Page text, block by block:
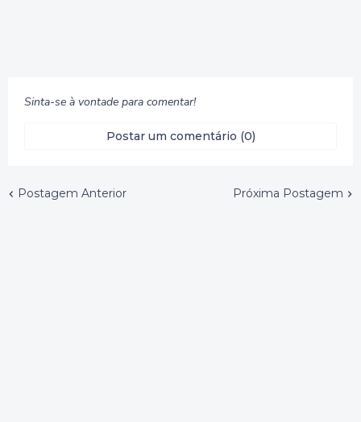
Sinta-se à vontade para comentar!
Postar um comentário (0)
Postagem Anterior Próxima Postagem